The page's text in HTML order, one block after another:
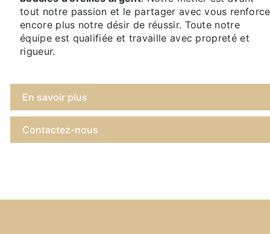
tout notre passion et le partager avec vous renforce
encore plus notre désir de réussir. Toute notre
équipe est qualifiée et travaille avec propreté et
rigueur.
En savoir plus
Contactez-nous